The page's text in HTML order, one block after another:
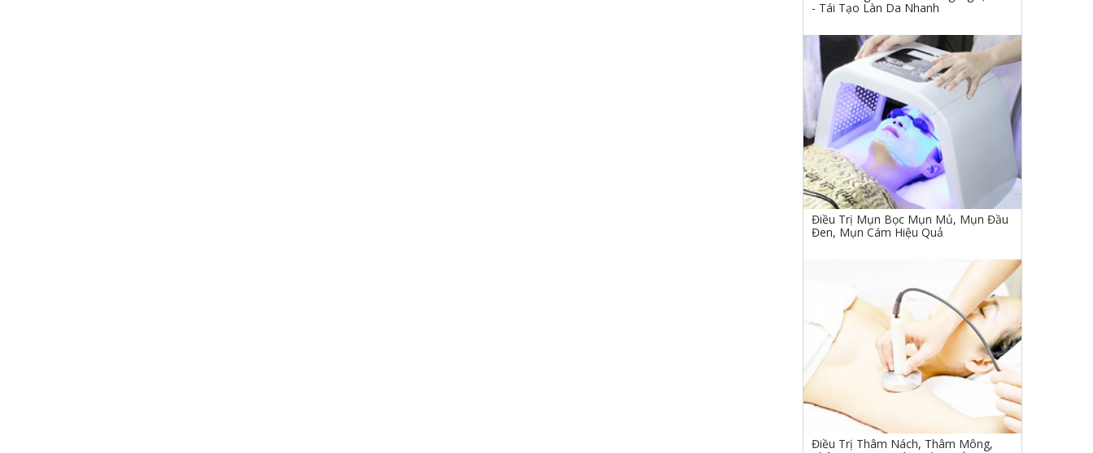
- Tái Tạo Làn Da Nhanh
Điều Trị Mụn Bọc Mụn Mủ, Mụn Đầu
Đen, Mụn Cám Hiệu Quả
Điều Trị Thâm Nách, Thâm Mông,